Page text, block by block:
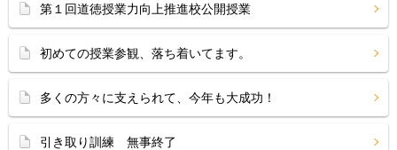
第１回道徳授業力向上推進校公開授業
初めての授業参観、落ち着いてます。
多くの方々に支えられて、今年も大成功！
引き取り訓練 無事終了